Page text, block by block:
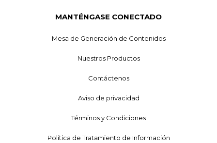
MANTÉNGASE CONECTADO
Mesa de Generación de Contenidos
Nuestros Productos
Contáctenos
Aviso de privacidad
Términos y Condiciones
Política de Tratamiento de Información